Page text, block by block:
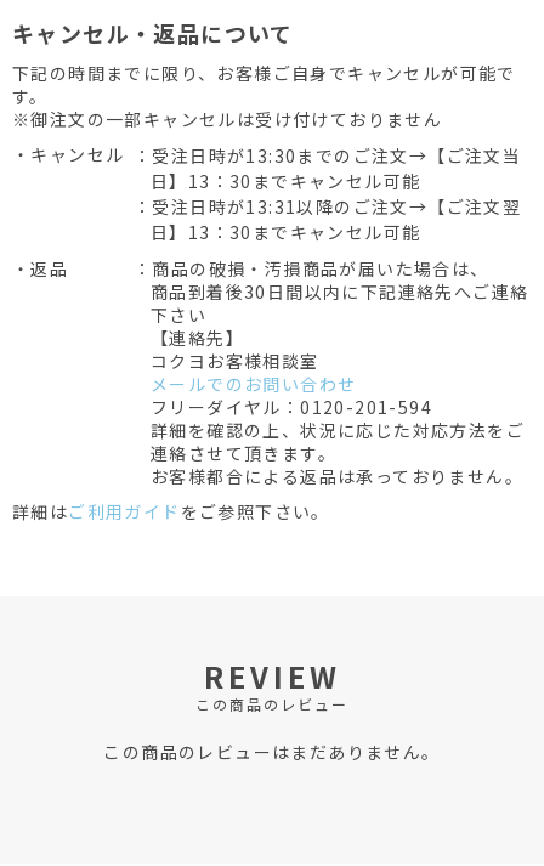
キャンセル・返品について
下記の時間までに限り、お客様ご自身でキャンセルが可能で
す。
※御注文の一部キャンセルは受け付けておりません
・キャンセル
：受注日時が13:30までのご注文→【ご注文当
日】13：30までキャンセル可能
：受注日時が13:31以降のご注文→【ご注文翌
日】13：30までキャンセル可能
・返品
：商品の破損・汚損商品が届いた場合は、
商品到着後30日間以内に下記連絡先へご連絡
下さい
【連絡先】
コクヨお客様相談室
メールでのお問い合わせ
フリーダイヤル：0120-201-594
詳細を確認の上、状況に応じた対応方法をご
連絡させて頂きます。
お客様都合による返品は承っておりません。
詳細はご利用ガイド をご参照下さい。
REVIEW
この商品のレビュー
この商品のレビューはまだありません。